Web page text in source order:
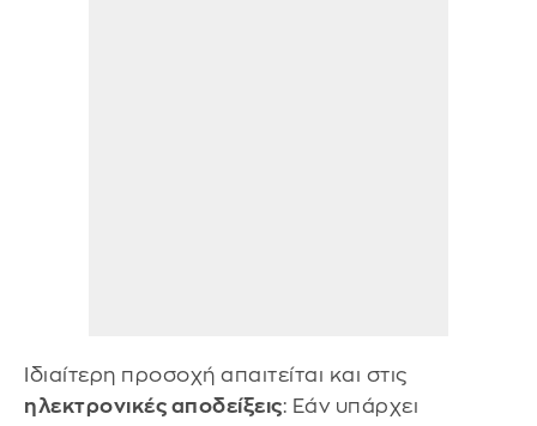
Ιδιαίτερη προσοχή απαιτείται και στις
ηλεκτρονικές αποδείξεις: Εάν υπάρχει